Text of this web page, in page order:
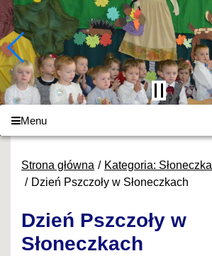
Menu
Strona główna
Kategoria: Słoneczka
Dzień Pszczoły w Słoneczkach
Dzień Pszczoły w
Słoneczkach